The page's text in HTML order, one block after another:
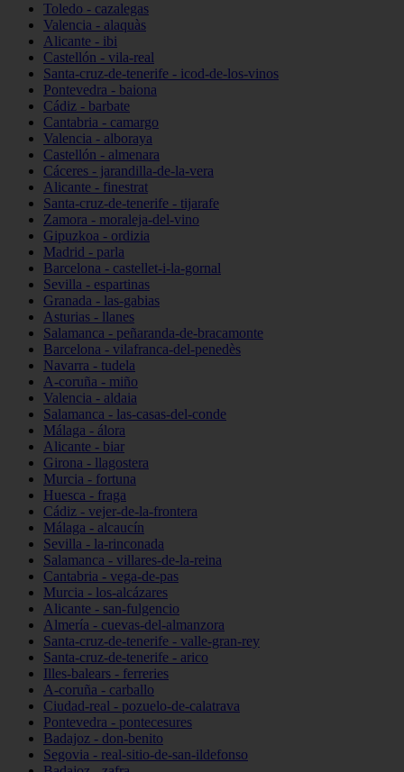
Toledo - cazalegas
Valencia - alaquàs
Alicante - ibi
Castellón - vila-real
Santa-cruz-de-tenerife - icod-de-los-vinos
Pontevedra - baiona
Cádiz - barbate
Cantabria - camargo
Valencia - alboraya
Castellón - almenara
Cáceres - jarandilla-de-la-vera
Alicante - finestrat
Santa-cruz-de-tenerife - tijarafe
Zamora - moraleja-del-vino
Gipuzkoa - ordizia
Madrid - parla
Barcelona - castellet-i-la-gornal
Sevilla - espartinas
Granada - las-gabias
Asturias - llanes
Salamanca - peñaranda-de-bracamonte
Barcelona - vilafranca-del-penedès
Navarra - tudela
A-coruña - miño
Valencia - aldaia
Salamanca - las-casas-del-conde
Málaga - álora
Alicante - biar
Girona - llagostera
Murcia - fortuna
Huesca - fraga
Cádiz - vejer-de-la-frontera
Málaga - alcaucín
Sevilla - la-rinconada
Salamanca - villares-de-la-reina
Cantabria - vega-de-pas
Murcia - los-alcázares
Alicante - san-fulgencio
Almería - cuevas-del-almanzora
Santa-cruz-de-tenerife - valle-gran-rey
Santa-cruz-de-tenerife - arico
Illes-balears - ferreries
A-coruña - carballo
Ciudad-real - pozuelo-de-calatrava
Pontevedra - pontecesures
Badajoz - don-benito
Segovia - real-sitio-de-san-ildefonso